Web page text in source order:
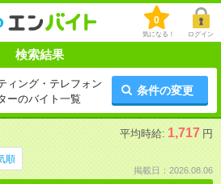
0
気になる！ ログイン
検索結果
ィング・テレフォン
ーのバイト一覧
条件の変更
平均時給: 1,717 円
順
掲載日：2026.08.06